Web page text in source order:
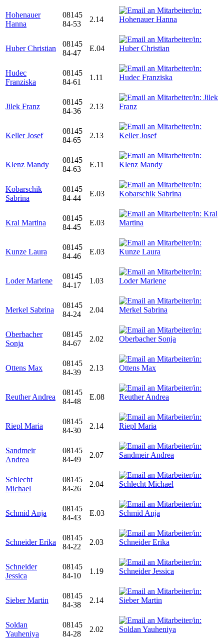
Hohenauer
Hanna
08145
84-53
2.14
Huber Christian
08145
84-47
E.04
Hudec
Franziska
08145
84-61
1.11
Jilek Franz
08145
84-36
2.13
Keller Josef
08145
84-65
2.13
Klenz Mandy
08145
84-63
E.11
Kobarschik
Sabrina
08145
84-44
E.03
Kral Martina
08145
84-45
E.03
Kunze Laura
08145
84-46
E.03
Loder Marlene
08145
84-17
1.03
Merkel Sabrina
08145
84-24
2.04
Oberbacher
Sonja
08145
84-67
2.02
Ottens Max
08145
84-39
2.13
Reuther Andrea
08145
84-48
E.08
Riepl Maria
08145
84-30
2.14
Sandmeir
Andrea
08145
84-49
2.07
Schlecht
Michael
08145
84-26
2.04
Schmid Anja
08145
84-43
E.03
Schneider Erika
08145
84-22
2.03
Schneider
Jessica
08145
84-10
1.19
Sieber Martin
08145
84-38
2.14
Soldan
Yauheniya
08145
84-28
2.02